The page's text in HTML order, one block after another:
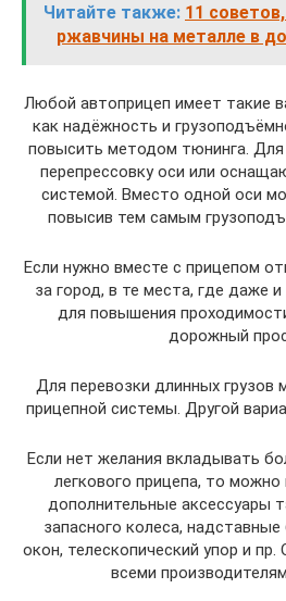
Читайте также: 11
ржавчины на металле в
Любой автоприцеп имеет такие
как надёжность и
повысить методом тюнинга.
перепрессовку оси или
системой. Вместо одной оси
повысив тем самым
Если нужно вместе с прицепом
за город, в те места, где даже
для повышения
дорожный
Для перевозки длинных
прицепной системы. Другой
Если нет желания вкладывать
легкового прицепа, то
дополнительные аксессуары
запасного колеса,
окон, телескопический упор и
всеми